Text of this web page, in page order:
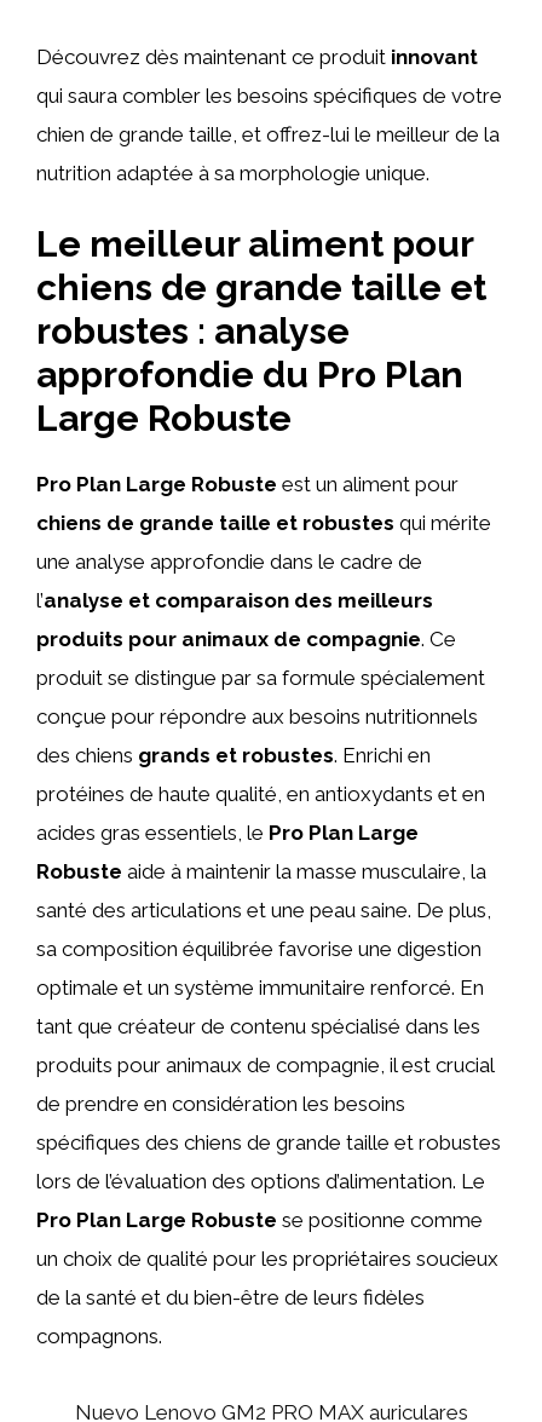
Découvrez dès maintenant ce produit innovant
qui saura combler les besoins spécifiques de votre
chien de grande taille, et offrez-lui le meilleur de la
nutrition adaptée à sa morphologie unique.
Le meilleur aliment pour
chiens de grande taille et
robustes : analyse
approfondie du Pro Plan
Large Robuste
Pro Plan Large Robuste est un aliment pour
chiens de grande taille et robustes qui mérite
une analyse approfondie dans le cadre de
l’analyse et comparaison des meilleurs
produits pour animaux de compagnie. Ce
produit se distingue par sa formule spécialement
conçue pour répondre aux besoins nutritionnels
des chiens grands et robustes. Enrichi en
protéines de haute qualité, en antioxydants et en
acides gras essentiels, le Pro Plan Large
Robuste aide à maintenir la masse musculaire, la
santé des articulations et une peau saine. De plus,
sa composition équilibrée favorise une digestion
optimale et un système immunitaire renforcé. En
tant que créateur de contenu spécialisé dans les
produits pour animaux de compagnie, il est crucial
de prendre en considération les besoins
spécifiques des chiens de grande taille et robustes
lors de l’évaluation des options d’alimentation. Le
Pro Plan Large Robuste se positionne comme
un choix de qualité pour les propriétaires soucieux
de la santé et du bien-être de leurs fidèles
compagnons.
Nuevo Lenovo GM2 PRO MAX auriculares